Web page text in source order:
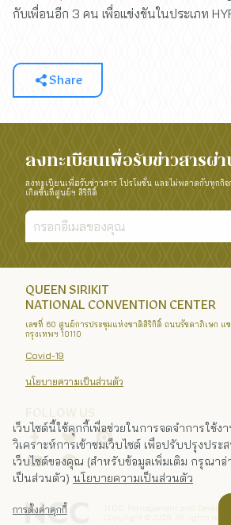
กับเพื่อนอีก 3 คน เพื่อแข่งขันในประเภท
Share
ลงทะเบียนเพื่อรับข่าวสารผ่
ลงทะเบียนเพื่อรับข่าวสาร โปรโมชั่น และไม่พลาดกับทุกกิจ
เกิดขึ้นที่ศูนย์ฯ สิริกิติ์
QUEEN SIRIKIT
NATIONAL CONVENTION CENTER
เลขที่ 60 ศูนย์การประชุมแห่งชาติสิริกิติ์ ถนนรัชดาภิเษก แ
กรุงเทพฯ 10110
Covid-19
นโยบายความเป็นส่วนตัว
N.C.C. Management and
เว็บไซต์นี้ใช้คุกกี้เพื่อช่วยในการจดจำการใช้ง
วิเคราะห์การเข้าชมเว็บไซต์ เพื่อปรับปรุงปร
เว็บไซต์ของคุณ (สำหรับข้อมูลเพิ่มเติม กรุณา
เป็นส่วนตัว) นโยบายความเป็นส่วนตัว
การตั้งค่าคุกกี้